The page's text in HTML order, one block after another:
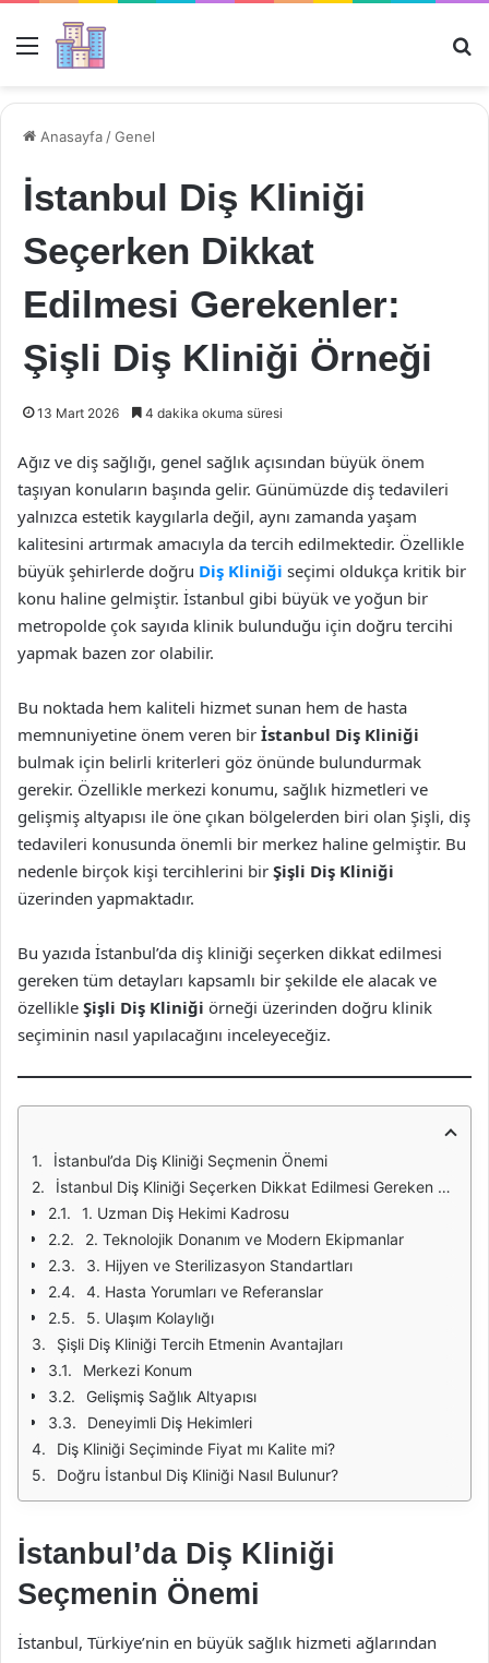
Menü
Anasayfa /Genel
İstanbul Diş Kliniği
Seçerken Dikkat
Edilmesi Gerekenler:
Şişli Diş Kliniği Örneği
13 Mart 2026 4 dakika okuma süresi
Ağız ve diş sağlığı, genel sağlık açısından büyük önem
taşıyan konuların başında gelir. Günümüzde diş tedavileri
yalnızca estetik kaygılarla değil, aynı zamanda yaşam
kalitesini artırmak amacıyla da tercih edilmektedir. Özellikle
büyük şehirlerde doğru Diş Kliniği seçimi oldukça kritik bir
konu haline gelmiştir. İstanbul gibi büyük ve yoğun bir
metropolde çok sayıda klinik bulunduğu için doğru tercihi
yapmak bazen zor olabilir.
Bu noktada hem kaliteli hizmet sunan hem de hasta
memnuniyetine önem veren bir İstanbul Diş Kliniği
bulmak için belirli kriterleri göz önünde bulundurmak
gerekir. Özellikle merkezi konumu, sağlık hizmetleri ve
gelişmiş altyapısı ile öne çıkan bölgelerden biri olan Şişli, diş
tedavileri konusunda önemli bir merkez haline gelmiştir. Bu
nedenle birçok kişi tercihlerini bir Şişli Diş Kliniği
üzerinden yapmaktadır.
Bu yazıda İstanbul’da diş kliniği seçerken dikkat edilmesi
gereken tüm detayları kapsamlı bir şekilde ele alacak ve
özellikle Şişli Diş Kliniği örneği üzerinden doğru klinik
seçiminin nasıl yapılacağını inceleyeceğiz.
İstanbul’da Diş Kliniği Seçmenin Önemi
İstanbul Diş Kliniği Seçerken Dikkat Edilmesi Gereken Temel Kriterler
1. Uzman Diş Hekimi Kadrosu
2. Teknolojik Donanım ve Modern Ekipmanlar
3. Hijyen ve Sterilizasyon Standartları
4. Hasta Yorumları ve Referanslar
5. Ulaşım Kolaylığı
Şişli Diş Kliniği Tercih Etmenin Avantajları
Merkezi Konum
Gelişmiş Sağlık Altyapısı
Deneyimli Diş Hekimleri
Diş Kliniği Seçiminde Fiyat mı Kalite mi?
Doğru İstanbul Diş Kliniği Nasıl Bulunur?
İstanbul’da Diş Kliniği
Seçmenin Önemi
İstanbul, Türkiye’nin en büyük sağlık hizmeti ağlarından